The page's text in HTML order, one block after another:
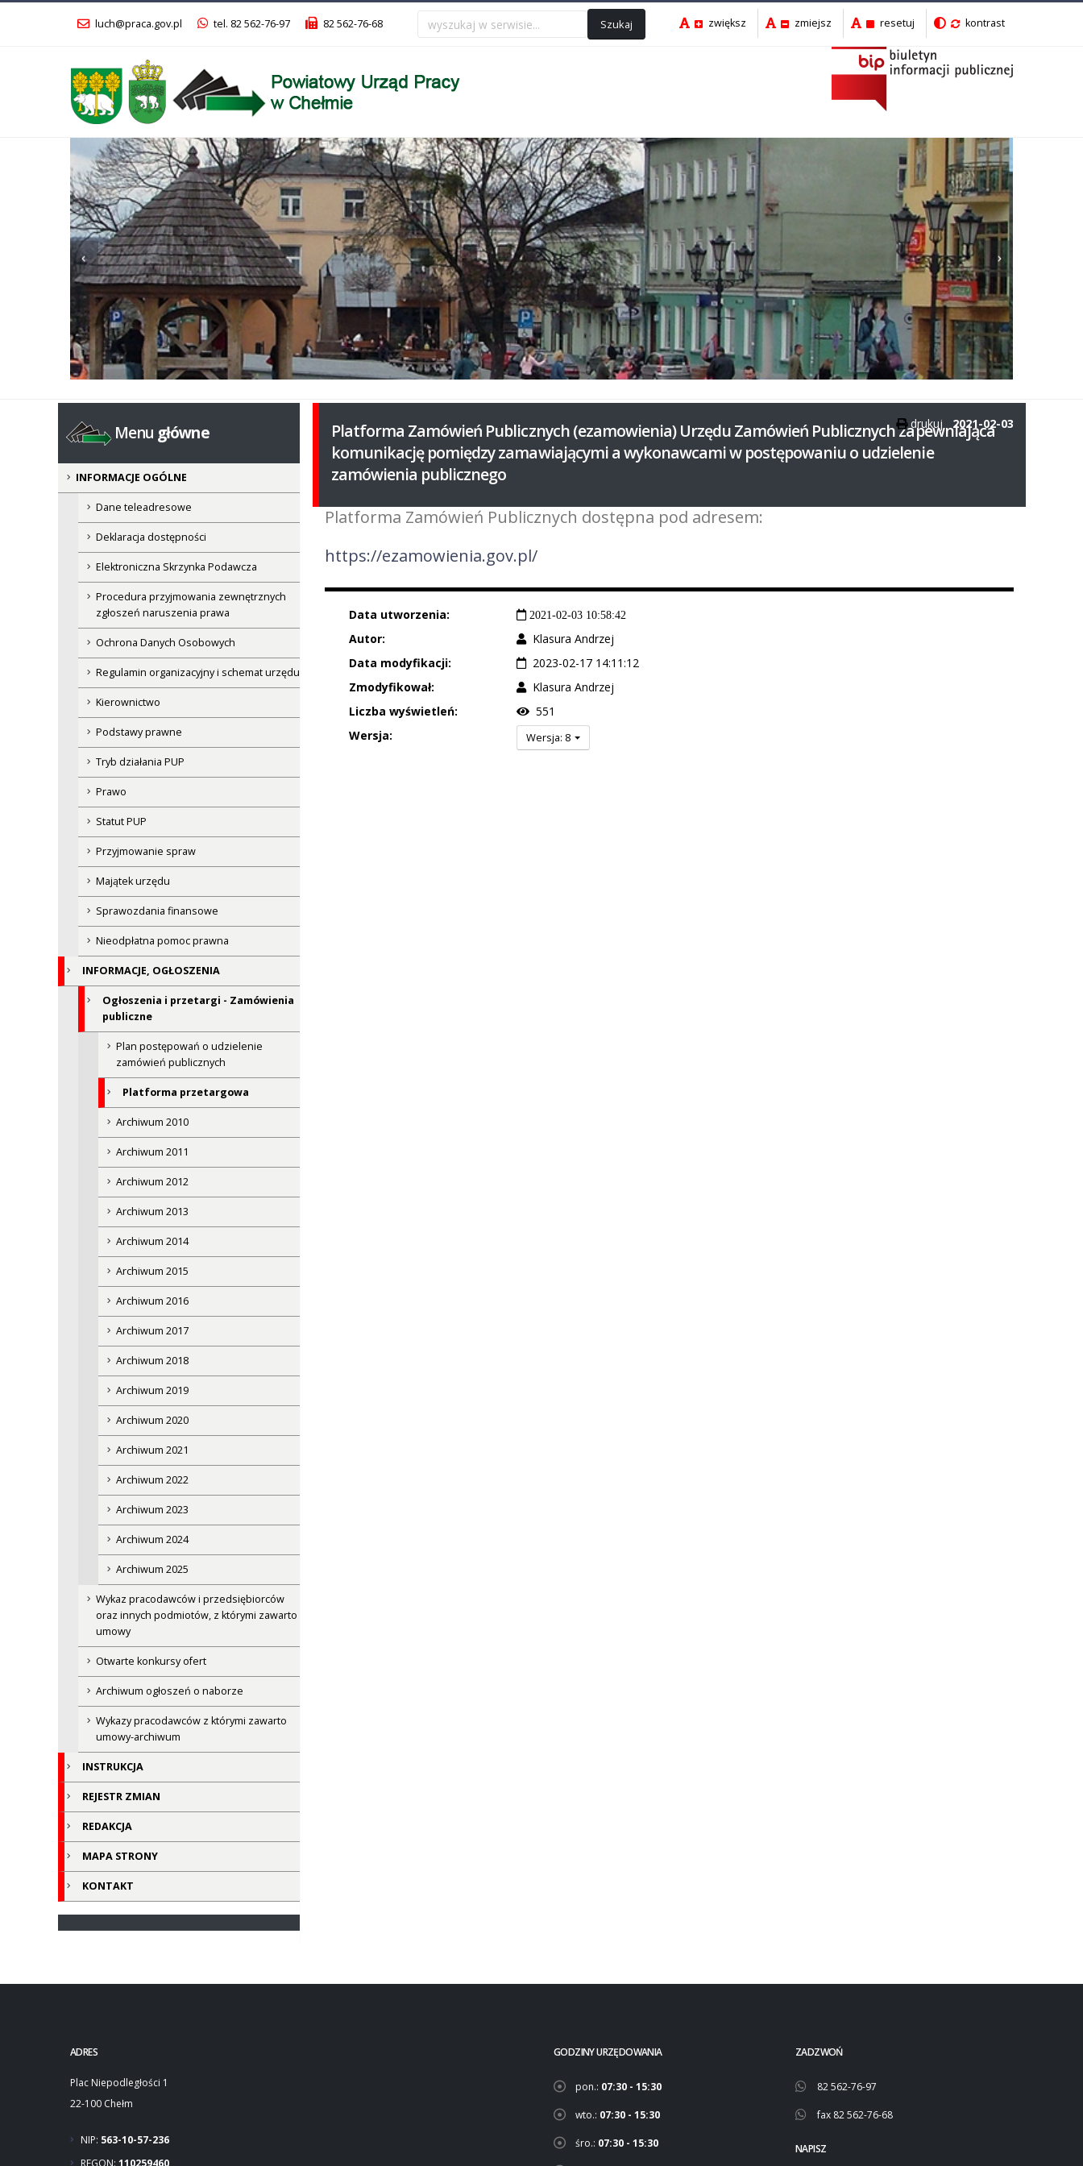
luch@praca.gov.pl tel. 82 562-76-97 82 562-76-68 Szukaj zwiększ zmiejsz resetuj kontrast
Poprzedni Następny
Menu główne
INFORMACJE OGÓLNE
Dane teleadresowe
Deklaracja dostępności
Elektroniczna Skrzynka Podawcza
Procedura przyjmowania zewnętrznych
zgłoszeń naruszenia prawa
Ochrona Danych Osobowych
Regulamin organizacyjny i schemat urzędu
Kierownictwo
Podstawy prawne
Tryb działania PUP
Prawo
Statut PUP
Przyjmowanie spraw
Majątek urzędu
Sprawozdania finansowe
Nieodpłatna pomoc prawna
INFORMACJE, OGŁOSZENIA
Ogłoszenia i przetargi - Zamówienia
publiczne
Plan postępowań o udzielenie
zamówień publicznych
Platforma przetargowa
Archiwum 2010
Archiwum 2011
Archiwum 2012
Archiwum 2013
Archiwum 2014
Archiwum 2015
Archiwum 2016
Archiwum 2017
Archiwum 2018
Archiwum 2019
Archiwum 2020
Archiwum 2021
Archiwum 2022
Archiwum 2023
Archiwum 2024
Archiwum 2025
Wykaz pracodawców i przedsiębiorców
oraz innych podmiotów, z którymi zawarto
umowy
Otwarte konkursy ofert
Archiwum ogłoszeń o naborze
Wykazy pracodawców z którymi zawarto
umowy-archiwum
INSTRUKCJA
REJESTR ZMIAN
REDAKCJA
MAPA STRONY
KONTAKT
drukuj 2021-02-03
Platforma Zamówień Publicznych (ezamowienia) Urzędu Zamówień Publicznych zapewniająca
komunikację pomiędzy zamawiającymi a wykonawcami w postępowaniu o udzielenie
zamówienia publicznego
Platforma Zamówień Publicznych dostępna pod adresem:
https://ezamowienia.gov.pl/
Data utworzenia: 2021-02-03 10:58:42
Autor:
Klasura Andrzej
Data modyfikacji:
2023-02-17 14:11:12
Zmodyfikował:
Klasura Andrzej
Liczba wyświetleń:
551
Wersja:
Wersja: 8
ADRES
Plac Niepodległości 1
22-100 Chełm
NIP: 563-10-57-236
REGON: 110259460
GODZINY URZĘDOWANIA
pon.: 07:30 - 15:30
wto.: 07:30 - 15:30
śro.: 07:30 - 15:30
ZADZWOŃ
82 562-76-97
fax 82 562-76-68
NAPISZ